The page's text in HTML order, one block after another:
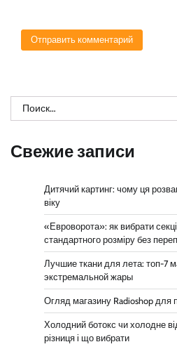
Найти:
Свежие записи
Дитячий картинг: чому ця
віку
«Евроворота»: як вибрати
стандартного розміру без
Лучшие ткани для лета: топ-7
экстремальной жары
Огляд магазину Radioshop для
Холодний ботокс чи холодне
різниця і що вибрати